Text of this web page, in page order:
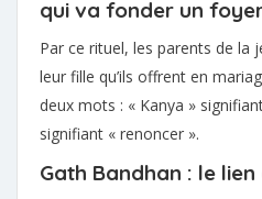
qui va fonder un
Par ce rituel, les parents de la
leur fille qu’ils offrent en
deux mots : « Kanya »
signifiant « renoncer ».
Gath Bandhan : le